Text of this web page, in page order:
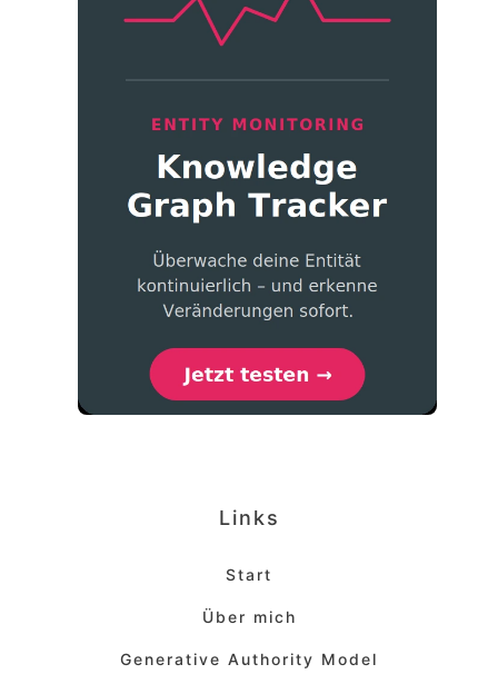
Links
Start
Über mich
Generative Authority Model